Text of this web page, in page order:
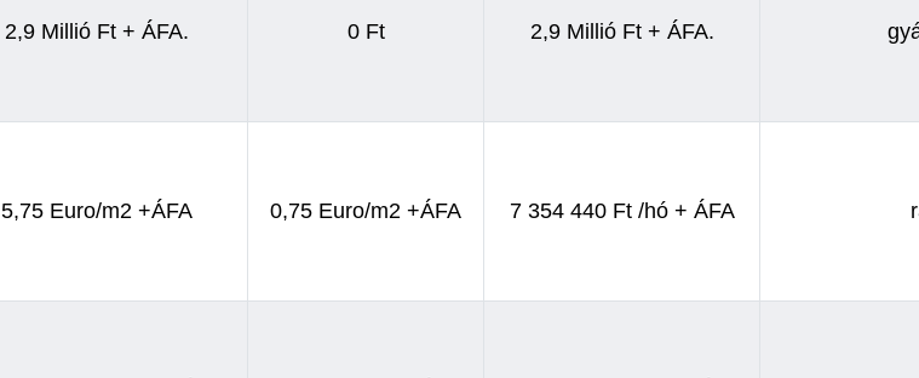
2,9 Millió Ft + ÁFA. 0 Ft 2,9 Millió Ft + ÁFA.
5,75 Euro/m2 +ÁFA 0,75 Euro/m2 +ÁFA 7 354 440 Ft /hó + ÁFA